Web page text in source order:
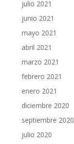
julio 2021
junio 2021
mayo 2021
abril 2021
marzo 2021
febrero 2021
enero 2021
diciembre 2020
septiembre 2020
julio 2020